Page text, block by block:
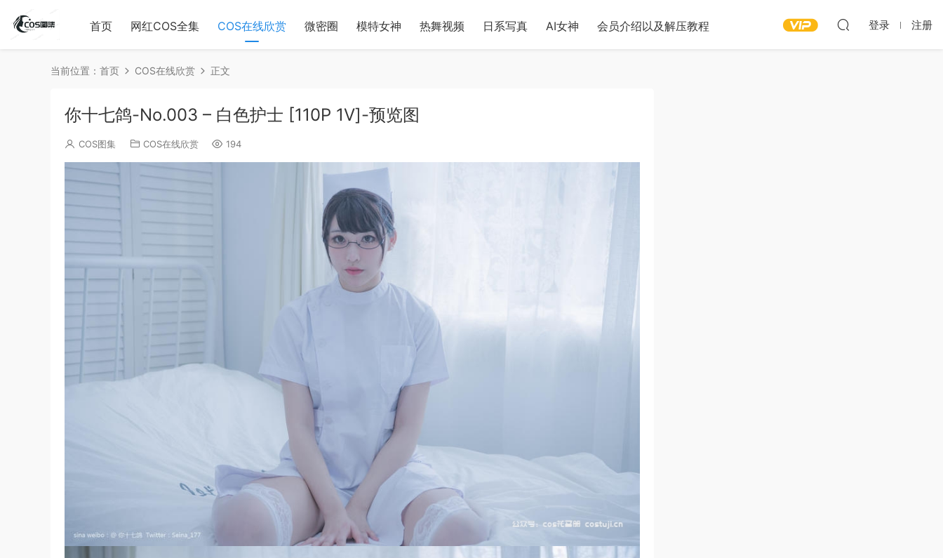
首页 网红COS全集 COS在线欣赏 微密圈 模特女神 热舞视频 日系写真 AI女神 会员介绍以及解压教程 登录 注册
当前位置： 首页 COS在线欣赏 正文
你十七鸽-No.003 – 白色护士 [110P 1V]-预览图
COS图集 COS在线欣赏 194